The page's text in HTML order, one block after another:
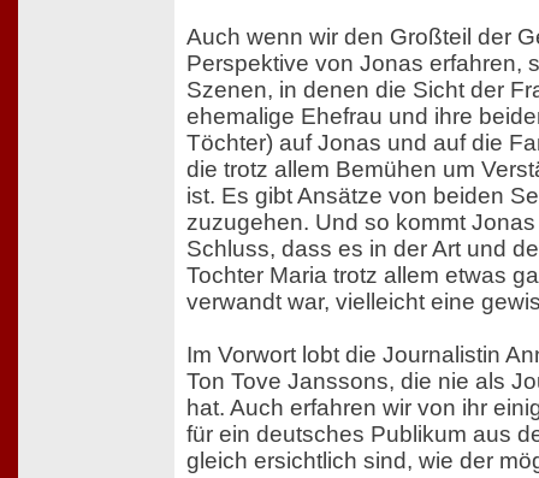
Auch wenn wir den Großteil der
Perspektive von Jonas erfahren,
Szenen, in denen die Sicht der
ehemalige Ehefrau und ihre
Töchter) auf Jonas und auf die
die trotz allem Bemühen um
ist. Es gibt Ansätze von beiden
zuzugehen. Und so kommt
Schluss, dass es in der Art und
Tochter Maria trotz allem etwas
verwandt war, vielleicht eine
Im Vorwort lobt die Journalistin
Ton Tove Janssons, die nie als
hat. Auch erfahren wir von ihr
für ein deutsches Publikum aus
gleich ersichtlich sind, wie der